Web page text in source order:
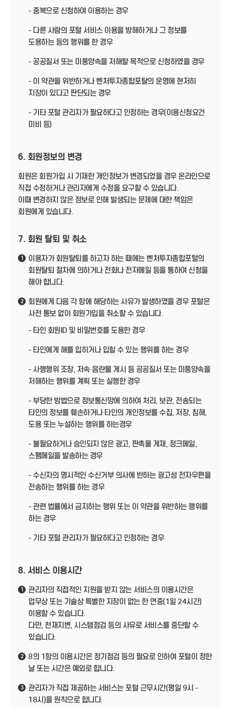
- 중복으로 신청하여 이용하는 경우
- 다른 사람의 포털 서비스 이용을 방해하거나 그 정보를
도용하는 등의 행위를 한 경우
- 공공질서 또는 미풍양속을 저해할 목적으로 신청하였을 경우
- 이 약관을 위반하거나 벤처투자종합포탈의 운영에 현저히
지장이 있다고 판단되는 경우
- 기타 포털 관리자가 필요하다고 인정하는 경우(이용신청요건
미비 등)
6. 회원정보의 변경
회원은 회원가입 시 기재한 개인정보가 변경되었을 경우 온라인으로
직접 수정하거나 관리자에게 수정을 요구할 수 있습니다.
이때 변경하지 않은 정보로 인해 발생되는 문제에 대한 책임은
회원에게 있습니다.
7. 회원 탈퇴 및 취소
1
이용자가 회원탈퇴를 하고자 하는 때에는 벤처투자종합포털의
회원탈퇴 절차에 의하거나 전화나 전자메일 등을 통하여 신청을
해야 합니다.
2
회원에게 다음 각 항에 해당하는 사유가 발생하였을 경우 포털은
사전 통보 없이 회원가입을 취소할 수 있습니다.
- 타인 회원ID 및 비밀번호를 도용한 경우
- 타인에게 해를 입히거나 입힐 수 있는 행위를 하는 경우
- 사행행위 조장, 저속·음란물 게시 등 공공질서 또는 미풍양속을
저해하는 행위를 계획 또는 실행한 경우
- 부당한 방법으로 정보통신망에 의하여 처리, 보관, 전송되는
타인의 정보를 훼손하거나 타인의 개인정보를 수집, 저장, 침해,
도용 또는 누설하는 행위를 하는경우
- 불필요하거나 승인되지 않은 광고, 판촉물 게재, 정크메일,
스팸메일을 발송하는 경우
- 수신자의 명시적인 수신거부 의사에 반하는 광고성 전자우편을
전송하는 행위를 하는 경우
- 관련 법률에서 금지하는 행위 또는 이 약관을 위반하는 행위를
하는 경우
- 기타 포털 관리자가 필요하다고 인정하는 경우
8. 서비스 이용시간
1
관리자의 직접적인 지원을 받지 않는 서비스의 이용시간은
업무상 또는 기술상 특별한 지장이 없는 한 연중(1일 24시간)
이용할 수 있습니다.
다만, 천재지변, 시스템점검 등의 사유로 서비스를 중단할 수
있습니다.
2
8의 1항의 이용시간은 정기점검 등의 필요로 인하여 포털이 정한
날 또는 시간은 예외로 합니다.
3
관리자가 직접 제공하는 서비스는 포털 근무시간(평일 9시 -
18시)을 원칙으로 합니다.